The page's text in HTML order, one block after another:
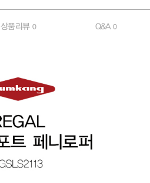
상품리뷰 0 Q&A0